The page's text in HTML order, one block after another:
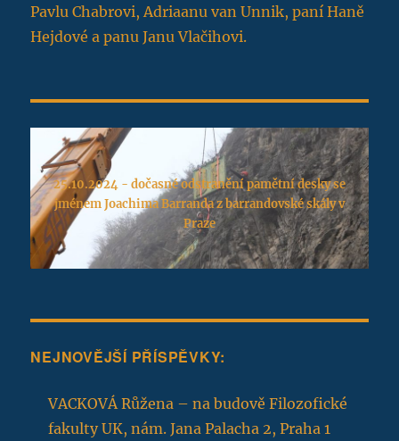
Pavlu Chabrovi, Adriaanu van Unnik, paní Haně
Hejdové a panu Janu Vlačihovi.
25.10.2024 - dočasné odstranění pamětní desky se
jménem Joachima Barranda z barrandovské skály v
Praze
NEJNOVĚJŠÍ PŘÍSPĚVKY:
VACKOVÁ Růžena – na budově Filozofické
fakulty UK, nám. Jana Palacha 2, Praha 1